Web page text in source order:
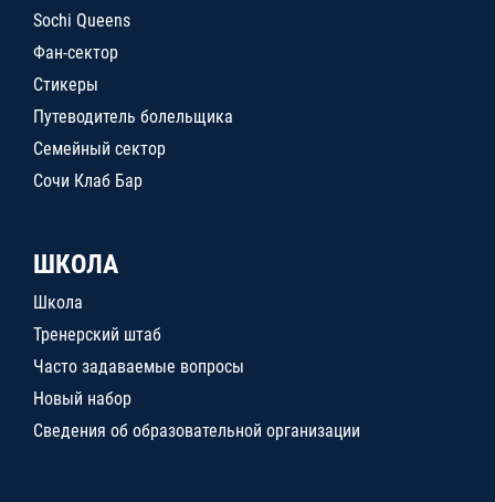
Sochi Queens
Фан-сектор
Стикеры
Путеводитель болельщика
Семейный сектор
Сочи Клаб Бар
ШКОЛА
Школа
Тренерский штаб
Часто задаваемые вопросы
Новый набор
Сведения об образовательной организации